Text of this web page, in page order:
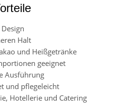
Halt
und Heißgetränke
geeignet
Ausführung
und pflegeleicht
Hotellerie und Catering